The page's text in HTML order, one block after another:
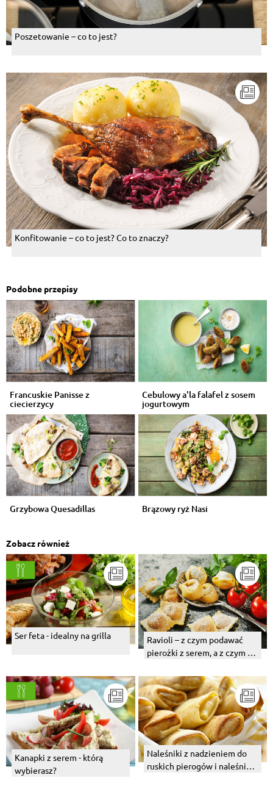
Poszetowanie – co to jest?
Konfitowanie – co to jest? Co to znaczy?
Podobne przepisy
Francuskie Panisse z
ciecierzycy
Cebulowy a'la falafel z sosem
jogurtowym
Grzybowa Quesadillas Brązowy ryż Nasi
Zobacz również
Ser feta - idealny na grilla
Ravioli – z czym podawać
pierożki z serem, a z czym te
Kanapki z serem - którą
wybierasz?
Naleśniki z nadzieniem do
ruskich pierogów i naleśniki